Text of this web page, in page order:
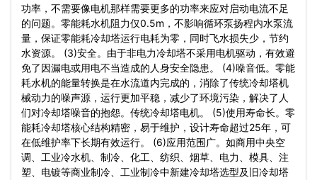
功率，不需要像电机那样需要更多的功率来应对启动电流不足
的问题。零能耗水机阻力仅0.5m，不影响循环泵扬程内水泵流
量，保证零能耗冷却塔运行电耗为零，同时飞水损失少，节约
水资源。 (3)安全。由于非电力冷却塔不采用电机驱动，有效避
免了因漏电或用电不当造成的人身安全隐患。 (4)噪音低。零能
耗水机的能量转换是在水流道内完成的，消除了传统冷却塔机
械动力的噪声源，运行更加平稳，减少了环境污染，解决了人
们对冷却塔噪音的抱怨。传统冷却塔电机。 (5)使用寿命长。零
能耗冷却塔核心结构精密，易于维护，设计寿命超过25年，可
在低维护率下长期有效运行。 (6)应用范围广。如商用中央空
调、工业冷水机、制冷、化工、纺织、烟草、电力、模具、注
塑、电镀等商业制冷、工业制冷中新建冷却塔选型及旧冷却塔